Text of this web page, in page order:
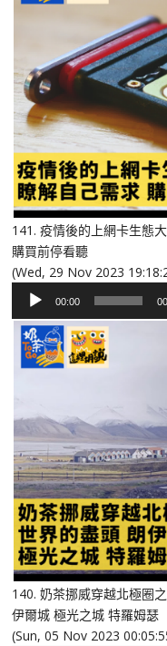
141. 疫情後的上網卡生態
購買前停看聽
(Wed, 29 Nov 2023
播
放
00:00
140. 奶茶挪威穿越北極圈
伊爾城 極光之城 特羅姆瑟
(Sun, 05 Nov 2023